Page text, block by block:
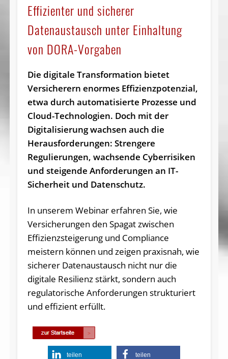
Effizienter und sicherer
Datenaustausch unter Einhaltung
von DORA-Vorgaben
Die digitale Transformation bietet
Versicherern enormes Effizienzpotenzial,
etwa durch automatisierte Prozesse und
Cloud-Technologien. Doch mit der
Digitalisierung wachsen auch die
Herausforderungen: Strengere
Regulierungen, wachsende Cyberrisiken
und steigende Anforderungen an IT-
Sicherheit und Datenschutz.
In unserem Webinar erfahren Sie, wie
Versicherungen den Spagat zwischen
Effizienzsteigerung und Compliance
meistern können und zeigen praxisnah, wie
sicherer Datenaustausch nicht nur die
digitale Resilienz stärkt, sondern auch
regulatorische Anforderungen strukturiert
und effizient erfüllt.
teilen teilen